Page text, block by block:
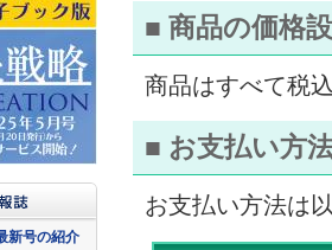
号の紹介
■ 商品の価格
商品はすべて税
■ お支払い方
お支払い方法は